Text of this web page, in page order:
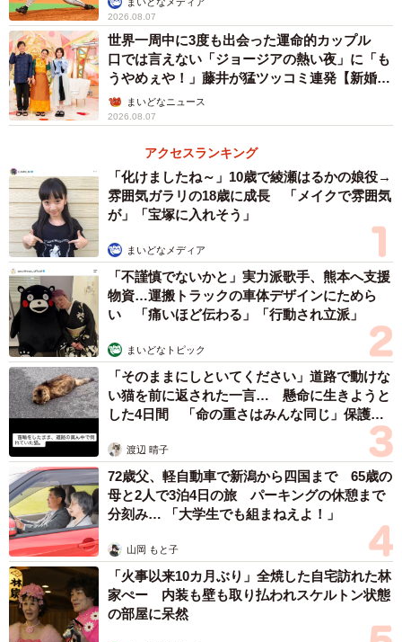
2026.08.07
世界一周中に3度も出会った運命的カップル
口では言えない「ジョージアの熱い夜」に「も
うやめぇや！」藤井が猛ツッコミ連発【新婚さ
ん】まいどなニュース
2026.08.07
アクセスランキング
「化けましたね～」10歳で綾瀬はるかの娘役→
雰囲気ガラリの18歳に成長 「メイクで雰囲気
が」「宝塚に入れそう」
まいどなメディア
「不謹慎でないかと」実力派歌手、熊本へ支援
物資…運搬トラックの車体デザインにためら
い 「痛いほど伝わる」「行動され立派」
まいどなトピック
「そのままにしといてください」道路で動けな
い猫を前に返された一言… 懸命に生きようと
した4日間 「命の重さはみんな同じ」保護団
渡辺 晴子
72歳父、軽自動車で新潟から四国まで 65歳の
母と2人で3泊4日の旅 パーキングの休憩まで
分刻み… 「大学生でも組まねえよ！」
山岡 もと子
「火事以来10カ月ぶり」全焼した自宅訪れた林
家ぺー 内装も壁も取り払われスケルトン状態
の部屋に呆然